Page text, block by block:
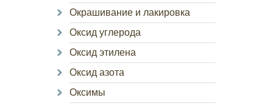
Окрашивание и лакировка
Оксид углерода
Оксид этилена
Оксид азота
Оксимы